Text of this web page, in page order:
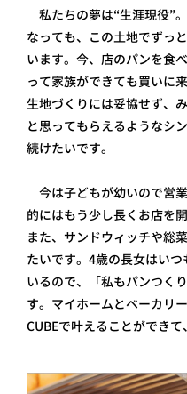
私たちの夢は“生涯現役”
なっても、この土地でずっ
います。今、店のパンを食
って家族ができても買いに
生地づくりには妥協せず、
と思ってもらえるようなシ
続けたいです。
今は子どもが幼いので営
的にはもう少し長くお店を
また、サンドウィッチや総
たいです。4歳の長女はい
いるので、「私もパンつく
す。マイホームとベーカリ
CUBEで叶えることができて